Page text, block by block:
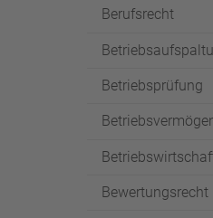
Berufsrecht
Betriebsprüfung
Bewertungsrecht